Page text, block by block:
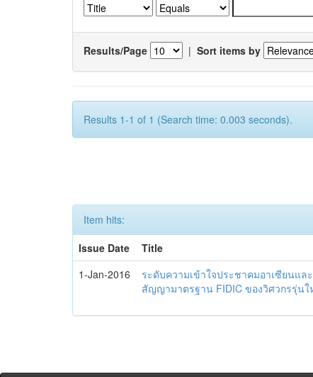
Results/Page | Sort items by
Results 1-1 of 1 (Search time: 0.003 seconds).
Item hits:
Issue Date
Title
1-Jan-2016
ระดับความเข้าใจประชาคมอาเซียนแล
สัญญามาตรฐาน FIDIC ของวิศวกรรุ่นใ